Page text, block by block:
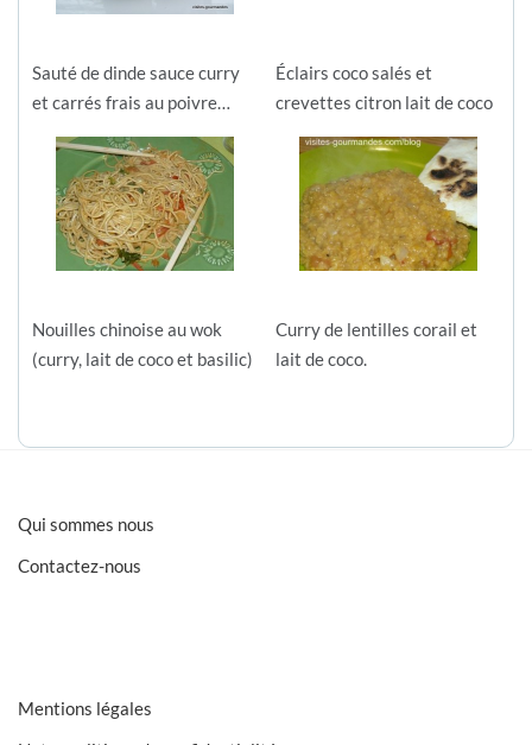
Sauté de dinde sauce curry
et carrés frais au poivre…
Éclairs coco salés et
crevettes citron lait de coco
Nouilles chinoise au wok
(curry, lait de coco et basilic)
Curry de lentilles corail et
lait de coco.
Qui sommes nous
Contactez-nous
Mentions légales